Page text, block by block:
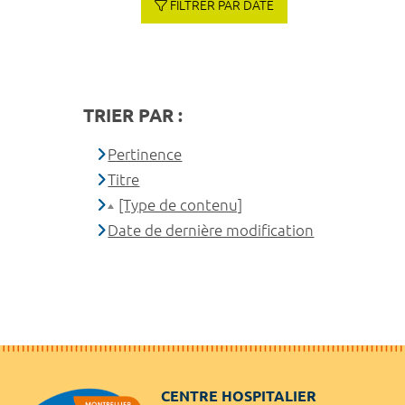
FILTRER PAR DATE
TRIER PAR :
Pertinence
Titre
[Type de contenu]
Date de dernière modification
CENTRE HOSPITALIER